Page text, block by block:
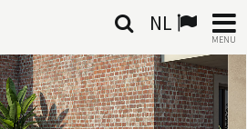
NL
MENU